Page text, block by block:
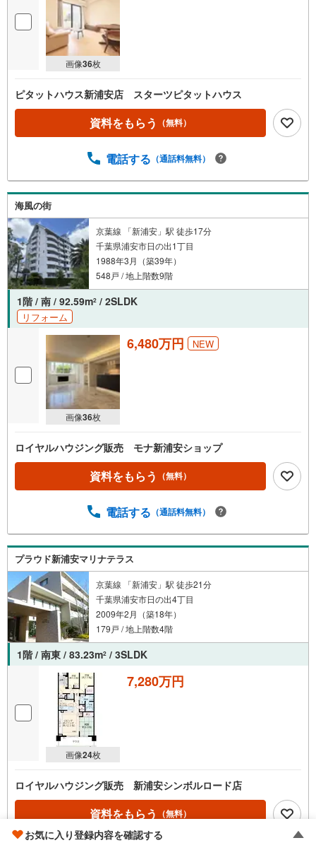
画像36枚
ピタットハウス新浦安店 スターツピタットハウス
資料をもらう （無料）
電話する （通話料無料）
海風の街
京葉線 「新浦安」駅 徒歩17分
千葉県浦安市日の出1丁目
1988年3月（築39年）
548戸 / 地上階数9階
1階 / 南 / 92.59m2 / 2SLDK
リフォーム
画像36枚
6,480万円 NEW
ロイヤルハウジング販売 モナ新浦安ショップ
資料をもらう （無料）
電話する （通話料無料）
プラウド新浦安マリナテラス
京葉線 「新浦安」駅 徒歩21分
千葉県浦安市日の出4丁目
2009年2月（築18年）
179戸 / 地上階数4階
1階 / 南東 / 83.23m2 / 3SLDK
画像24枚
7,280万円
ロイヤルハウジング販売 新浦安シンボルロード店
資料をもらう （無料）
お気に入り登録内容を確認する